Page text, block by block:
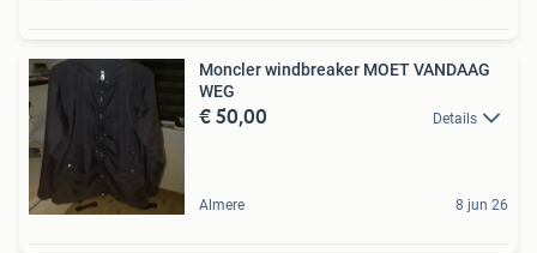
Moncler windbreaker MOET VANDAAG
WEG
€ 50,00 Details
Almere 8 jun 26